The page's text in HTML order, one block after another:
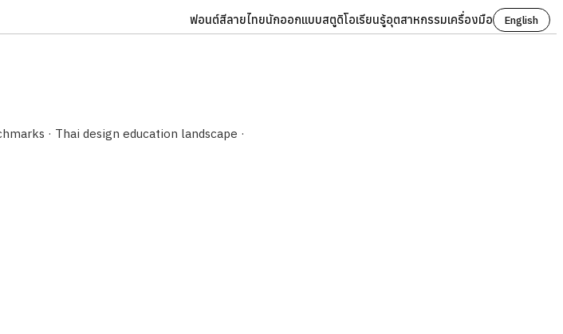
ฟอนต์สีลายไทยนักออกแบบสตูดิโอเรียนรู้อุตสาหกรรมเครื่องมือ
English
· Thai design education landscape ·